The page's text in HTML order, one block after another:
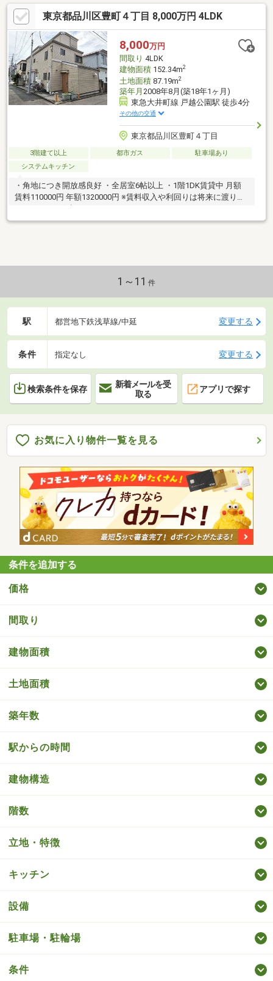
東京都品川区豊町４丁目 8,000万円 4LDK
8,000万円
間取り 4LDK
建物面積152.34m2
土地面積87.19m2
築年月 2008年8月(築18年1ヶ月)
東急大井町線 戸越公園駅 徒歩4分
その他の交通
東京都品川区豊町４丁目
3階建て以上 都市ガス
駐車場あり
システムキッチン
・角地につき開放感良好 ・全居室6帖以上 ・1階1DK賃貸中 月額
賃料110000円 年額1320000円 ※賃料収入や利回りは将来に渡り得
1～11 件
駅 都営地下鉄浅草線/中延 変更する
条件 指定なし 変更する
検索条件を保存
新着メールを受
取る
アプリで探す
お気に入り物件一覧を見る
条件を追加する
価格
間取り
建物面積
土地面積
築年数
駅からの時間
建物構造
階数
立地・特徴
キッチン
設備
駐車場・駐輪場
条件